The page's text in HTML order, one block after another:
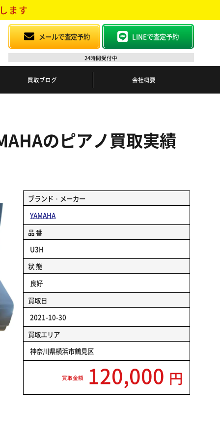
ます
買取ブログ 会社概要
メールで査定予約 LINEで査定予約
24時間受付中
のピアノ買取実績
ブランド・メーカー
YAMAHA
品 番
U3H
状 態
良好
買取日
2021-10-30
買取エリア
神奈川県横浜市鶴見区
買取金額 120,000 円